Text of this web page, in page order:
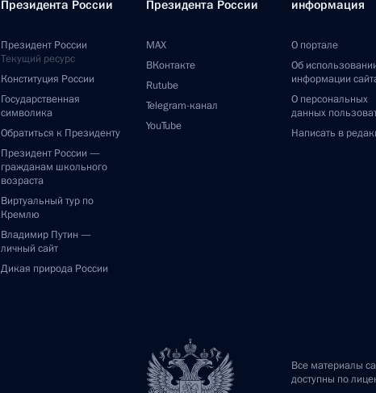
Президента России
Президент России
Текущий ресурс
Конституция России
Государственная
символика
Обратиться к Президенту
Президент России —
гражданам школьного
возраста
Виртуальный тур по
Кремлю
Владимир Путин —
личный сайт
Дикая природа России
Президента России
MAX
ВКонтакте
Rutube
Telegram-канал
YouTube
информация
О портале
Об
информации
О персональных
данных
Написать в
Все материалы
доступны по